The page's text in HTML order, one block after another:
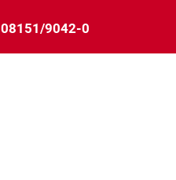
08151/9042-0